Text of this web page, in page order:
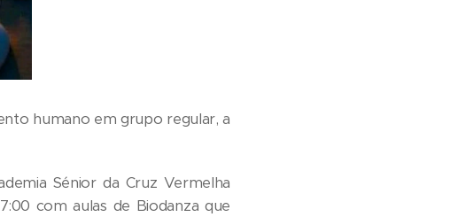
humano em grupo regular, a
Sénior da Cruz Vermelha
com aulas de Biodanza que